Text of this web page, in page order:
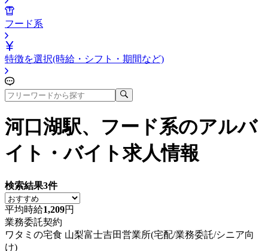
フード系
特徴を選択(時給・シフト・期間など)
河口湖駅、フード系のアルバ
イト・バイト求人情報
検索結果3件
平均時給1,209円
業務委託契約
ワタミの宅食 山梨富士吉田営業所(宅配/業務委託/シニア向
け)